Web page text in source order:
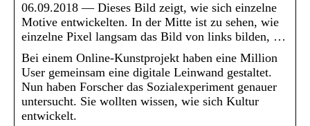
06.09.2018 — Dieses Bild zeigt, wie sich einzelne
Motive entwickelten. In der Mitte ist zu sehen, wie
einzelne Pixel langsam das Bild von links bilden, …
Bei einem Online-Kunstprojekt haben eine Million
User gemeinsam eine digitale Leinwand gestaltet.
Nun haben Forscher das Sozialexperiment genauer
untersucht. Sie wollten wissen, wie sich Kultur
entwickelt.